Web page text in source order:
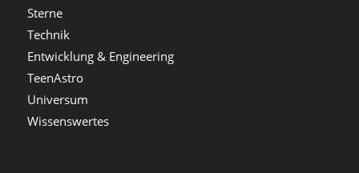
Sterne
Technik
Entwicklung & Engineering
TeenAstro
Universum
Wissenswertes